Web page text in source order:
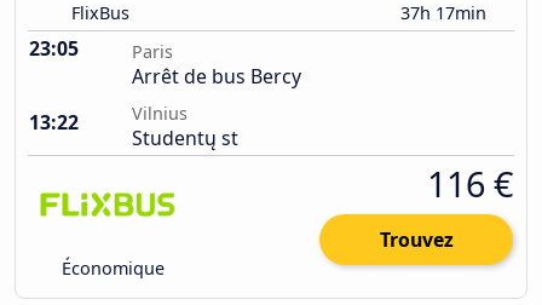
FlixBus 37h 17min
23:05 Paris
Arrêt de bus Bercy
13:22
Vilnius
Studentų st
Économique
116 €
Trouvez